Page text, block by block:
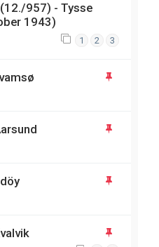
957) - Tysse
1943)
1 2 3